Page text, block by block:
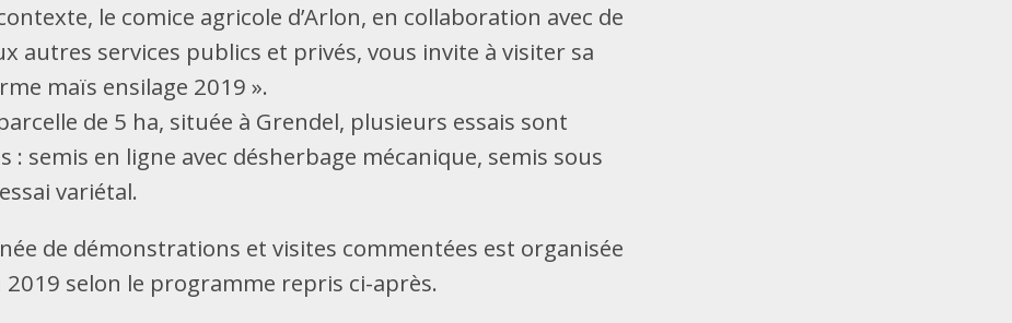
le comice agricole d’Arlon, en collaboration avec de
autres services publics et privés, vous invite à visiter sa
maïs ensilage 2019 ».
de 5 ha, située à Grendel, plusieurs essais sont
: semis en ligne avec désherbage mécanique, semis sous
variétal.
de démonstrations et visites commentées est organisée
2019 selon le programme repris ci-après.